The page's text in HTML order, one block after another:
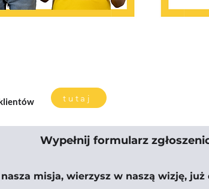
tutaj
Wypełnij formularz
misja, wierzysz w naszą wizję,